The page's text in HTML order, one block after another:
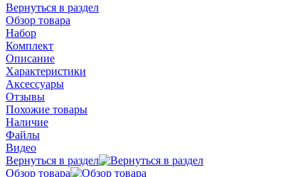
Вернуться в раздел
Обзор товара
Набор
Комплект
Описание
Характеристики
Аксессуары
Отзывы
Похожие товары
Наличие
Файлы
Видео
Вернуться в раздел
Обзор товара